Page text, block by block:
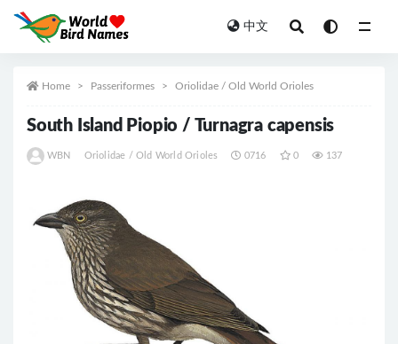
中文
Home Passeriformes Oriolidae / Old World Orioles
South Island Piopio / Turnagra capensis
WBN Oriolidae / Old World Orioles 0716 0 137